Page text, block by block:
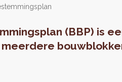
(BBP) is